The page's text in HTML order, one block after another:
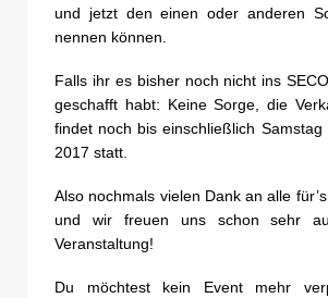
und jetzt den einen oder anderen
nennen können.
Falls ihr es bisher noch nicht ins
geschafft habt: Keine Sorge, die
findet noch bis einschließlich
2017 statt.
Also nochmals vielen Dank an alle
und wir freuen uns schon sehr
Veranstaltung!
Du möchtest kein Event mehr